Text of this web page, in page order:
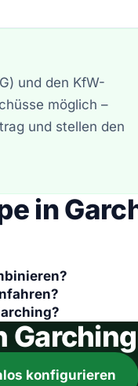
und den KfW-
möglich –
und stellen den
in
konfigurieren